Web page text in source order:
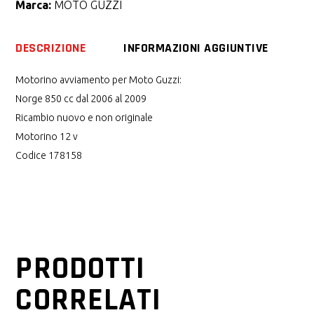
Marca: MOTO GUZZI
DESCRIZIONE INFORMAZIONI AGGIUNTIVE
Motorino avviamento per Moto Guzzi:
Norge 850 cc dal 2006 al 2009
Ricambio nuovo e non originale
Motorino 12 v
Codice 178158
PRODOTTI
CORRELATI